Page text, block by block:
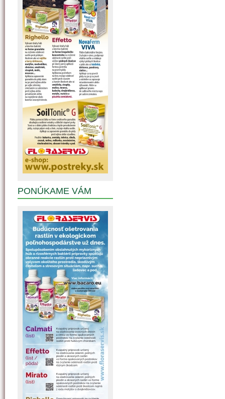
PONÚKAME VÁM